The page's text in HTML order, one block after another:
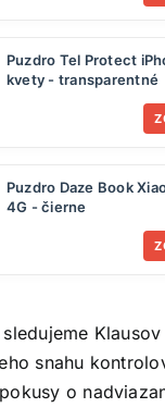
Puzdro Tel Protect
kvety - transparentné
Puzdro Daze Book
4G - čierne
snahu
o